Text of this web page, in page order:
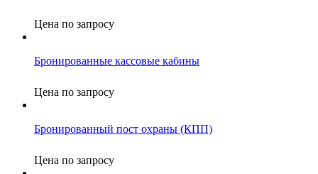
Цена по запросу
Бронированные кассовые кабины
Цена по запросу
Бронированный пост охраны (КПП)
Цена по запросу